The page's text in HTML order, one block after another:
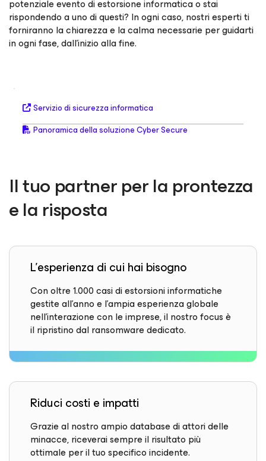
potenziale evento di estorsione informatica o stai
rispondendo a uno di questi? In ogni caso, nostri esperti ti
forniranno la chiarezza e la calma necessarie per guidarti
in ogni fase, dall'inizio alla fine.
Servizio di sicurezza informatica
Panoramica della soluzione Cyber Secure
Il tuo partner per la prontezza
e la risposta
L'esperienza di cui hai bisogno
Con oltre 1.000 casi di estorsioni informatiche
gestite all'anno e l'ampia esperienza globale
nell'interazione con le imprese, il nostro focus è
il ripristino dal ransomware dedicato.
Riduci costi e impatti
Grazie al nostro ampio database di attori delle
minacce, riceverai sempre il risultato più
ottimale per il tuo specifico incidente.